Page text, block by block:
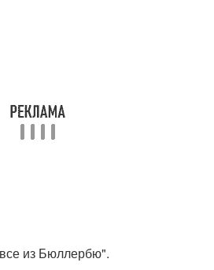
из Бюллербю".